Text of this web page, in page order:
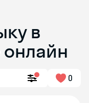
в
0